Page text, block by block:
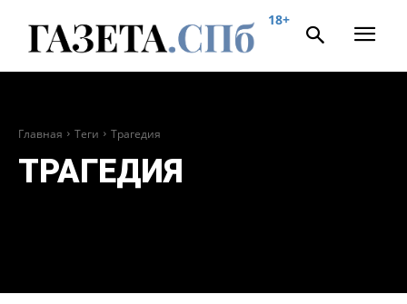
18+
Главная Теги Трагедия
ТРАГЕДИЯ